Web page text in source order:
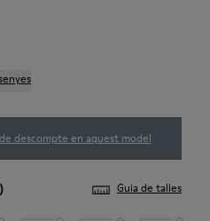
descompte en aquest model
Guia de talles